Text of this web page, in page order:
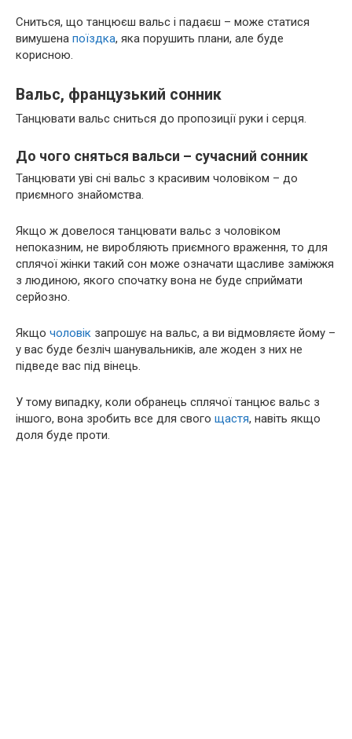
Сниться, що танцюєш вальс і падаєш – може статися
вимушена поїздка, яка порушить плани, але буде
корисною.
Вальс, французький сонник
Танцювати вальс сниться до пропозиції руки і серця.
До чого сняться вальси – сучасний сонник
Танцювати уві сні вальс з красивим чоловіком – до
приємного знайомства.
Якщо ж довелося танцювати вальс з чоловіком
непоказним, не виробляють приємного враження, то для
сплячої жінки такий сон може означати щасливе заміжжя
з людиною, якого спочатку вона не буде сприймати
серйозно.
Якщо чоловік запрошує на вальс, а ви відмовляєте йому –
у вас буде безліч шанувальників, але жоден з них не
підведе вас під вінець.
У тому випадку, коли обранець сплячої танцює вальс з
іншого, вона зробить все для свого щастя, навіть якщо
доля буде проти.